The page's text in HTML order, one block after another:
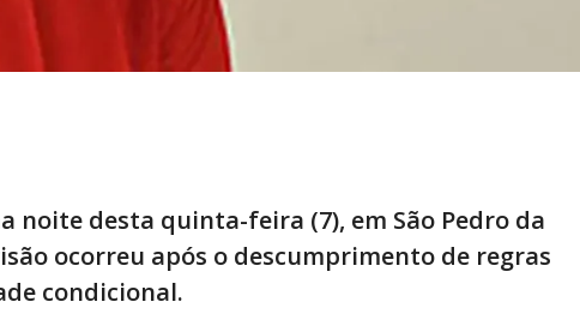
noite desta quinta-feira (7), em São Pedro da
ocorreu após o descumprimento de regras
condicional.